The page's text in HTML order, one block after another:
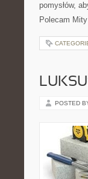
pomysłów,
Polecam
POSTED